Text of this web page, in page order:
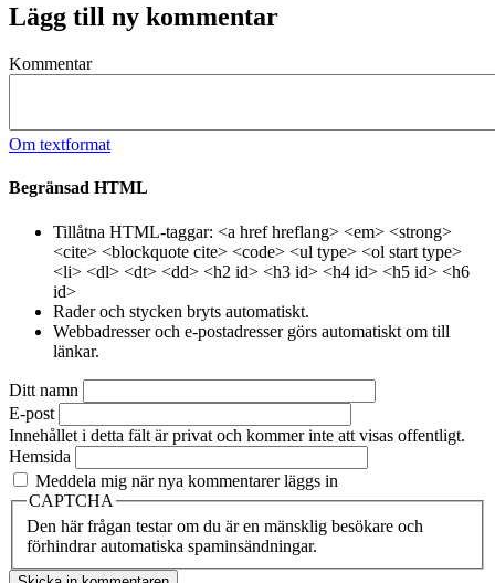
Lägg till ny kommentar
Kommentar
Om textformat
Begränsad HTML
Tillåtna HTML-taggar: <a href hreflang> <em> <strong>
<cite> <blockquote cite> <code> <ul type> <ol start type>
<li> <dl> <dt> <dd> <h2 id> <h3 id> <h4 id> <h5 id> <h6
id>
Rader och stycken bryts automatiskt.
Webbadresser och e-postadresser görs automatiskt om till
länkar.
Ditt namn
E-post
Innehållet i detta fält är privat och kommer inte att visas offentligt.
Hemsida
Meddela mig när nya kommentarer läggs in
CAPTCHA
Den här frågan testar om du är en mänsklig besökare och
förhindrar automatiska spaminsändningar.